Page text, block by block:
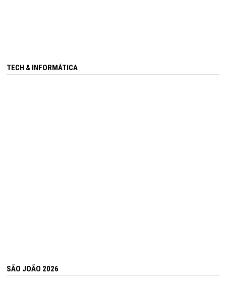
TECH & INFORMÁTICA
SÃO JOÃO 2026